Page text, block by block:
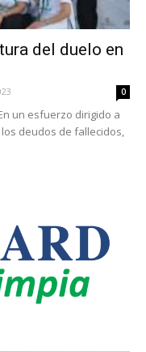
del duelo en
0
un esfuerzo dirigido a
deudos de fallecidos,